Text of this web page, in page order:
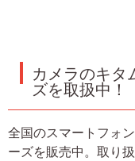
カメラのキ
ズを取扱中！
全国のスマートフォ
ーズを販売中。取り